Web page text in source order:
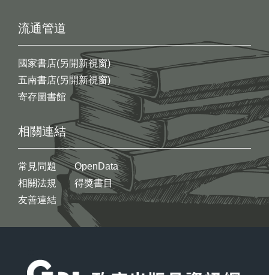
流通管道
國家書店(另開新視窗)
五南書店(另開新視窗)
寄存圖書館
相關連結
常見問題
相關法規
友善連結
OpenData
得獎書目